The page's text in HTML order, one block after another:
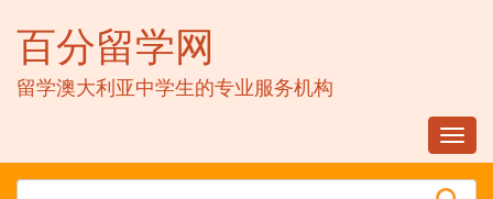
百分留学网
留学澳大利亚中学生的专业服务机构